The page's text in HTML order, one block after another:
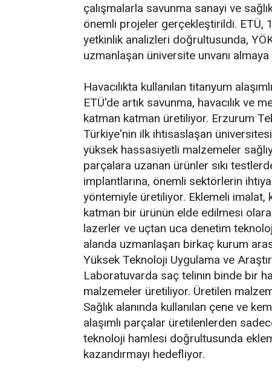
çalışmalarla savunma sanayi ve
önemli projeler gerçekleştirildi. ETÜ,
yetkinlik analizleri doğrultusunda,
uzmanlaşan üniversite unvanı almaya
Havacılıkta kullanılan titanyum
ETÜ'de artık savunma, havacılık ve
katman katman üretiliyor. Erzurum
Türkiye'nin ilk ihtisaslaşan
yüksek hassasiyetli malzemeler
parçalara uzanan ürünler sıkı
implantlarına, önemli sektörlerin
yöntemiyle üretiliyor. Eklemeli
katman bir ürünün elde edilmesi
lazerler ve uçtan uca denetim
alanda uzmanlaşan birkaç kurum
Yüksek Teknoloji Uygulama ve
Laboratuvarda saç telinin binde bir
malzemeler üretiliyor. Üretilen
Sağlık alanında kullanılan çene ve
alaşımlı parçalar üretilenlerden
teknoloji hamlesi doğrultusunda
kazandırmayı hedefliyor.